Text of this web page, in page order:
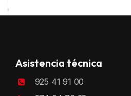
Asistencia técnica
925 41 91 00